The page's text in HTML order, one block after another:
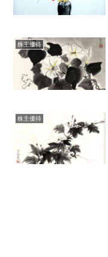
株主優待
株主優待